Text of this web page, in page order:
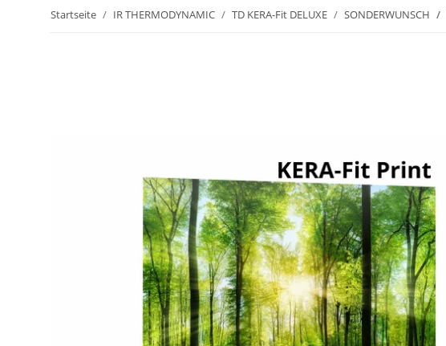
Startseite IR THERMODYNAMIC TD KERA-Fit DELUXE SONDERWUNSCH